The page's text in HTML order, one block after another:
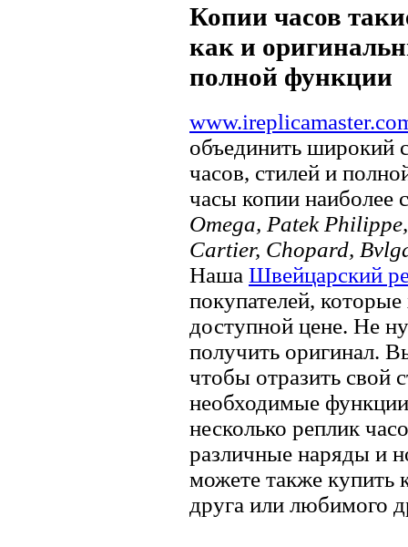
Копии часов
как и
полной функции
объединить широкий
часов, стилей и
часы копии наиболее
Omega, Patek
Cartier, Chopard,
Наша Швейцарский
покупателей,
доступной цене. Не
получить оригинал.
чтобы отразить свой
необходимые
несколько реплик
различные наряды и
можете также купить
друга или любимого